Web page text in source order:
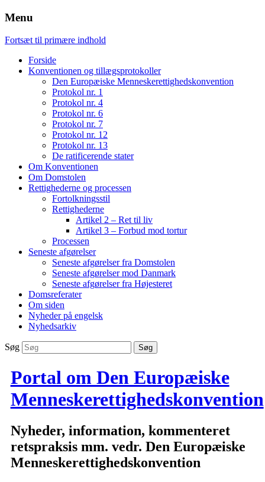
Menu
Fortsæt til primære indhold
Forside
Konventionen og tillægsprotokoller
Den Europæiske Menneskerettighedskonvention
Protokol nr. 1
Protokol nr. 4
Protokol nr. 6
Protokol nr. 7
Protokol nr. 12
Protokol nr. 13
De ratificerende stater
Om Konventionen
Om Domstolen
Rettighederne og processen
Fortolkningsstil
Rettighederne
Artikel 2 – Ret til liv
Artikel 3 – Forbud mod tortur
Processen
Seneste afgørelser
Seneste afgørelser fra Domstolen
Seneste afgørelser mod Danmark
Seneste afgørelser fra Højesteret
Domsreferater
Om siden
Nyheder på engelsk
Nyhedsarkiv
Søg
Portal om Den Europæiske
Menneskerettighedskonvention
Nyheder, information, kommenteret
retspraksis mm. vedr. Den Europæiske
Menneskerettighedskonvention